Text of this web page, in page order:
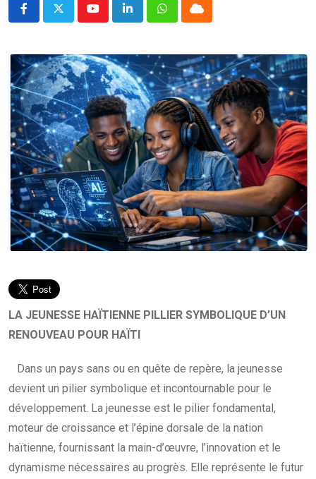
YoutubeLinkedInWhatsappCloud
LA JEUNESSE HAÏTIENNE PILLIER SYMBOLIQUE D’UN
RENOUVEAU POUR HAÏTI
Dans un pays sans ou en quête de repère, la jeunesse
devient un pilier symbolique et incontournable pour le
développement. La jeunesse est le pilier fondamental,
moteur de croissance et l’épine dorsale de la nation
haïtienne, fournissant la main-d’œuvre, l’innovation et le
dynamisme nécessaires au progrès. Elle représente le futur